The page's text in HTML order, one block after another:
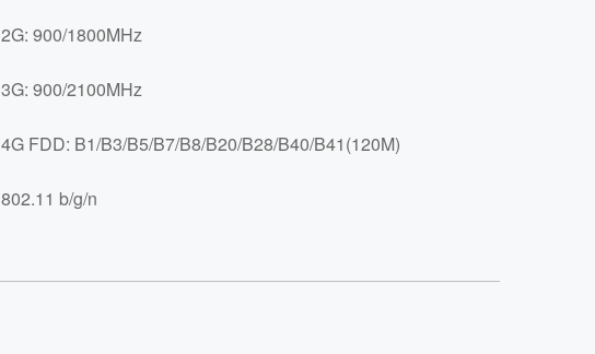
2G: 900/1800MHz
3G: 900/2100MHz
4G FDD: B1/B3/B5/B7/B8/B20/B28/B40/B41(120M)
802.11 b/g/n